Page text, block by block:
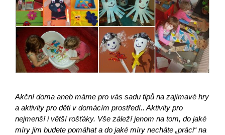
Akční doma aneb máme pro vás sadu tipů na zajímavé hry
a aktivity pro děti v domácím prostředí.. Aktivity pro
nejmenší i větší rošťáky. Vše záleží jenom na tom, do jaké
míry jim budete pomáhat a do jaké míry necháte „práci“ na